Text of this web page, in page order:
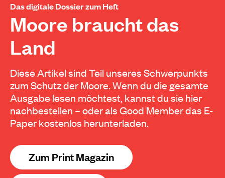
Das digitale Dossier zum Heft
Moore braucht das
Land
Diese Artikel sind Teil unseres Schwerpunkts
zum Schutz der Moore. Wenn du die gesamte
Ausgabe lesen möchtest, kannst du sie hier
nachbestellen – oder als Good Member das E-
Paper kostenlos herunterladen.
Zum Print Magazin